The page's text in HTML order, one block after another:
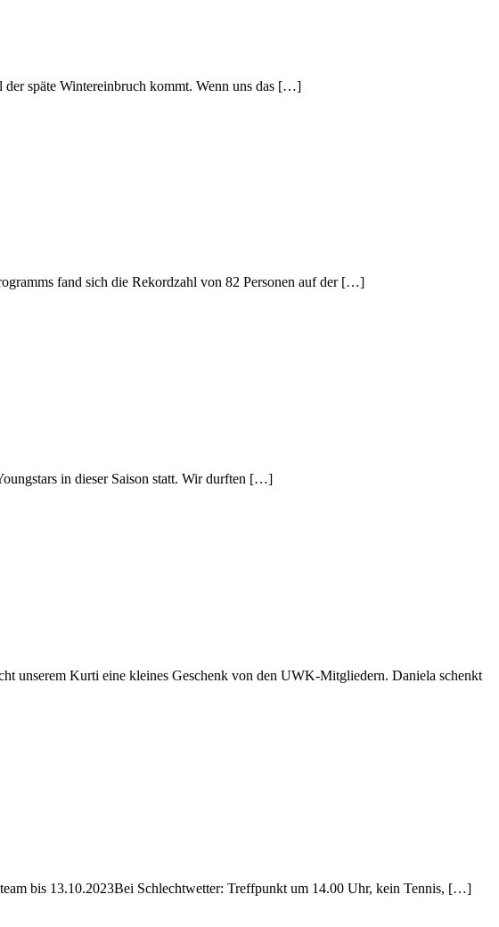
späte Wintereinbruch kommt. Wenn uns das […]
fand sich die Rekordzahl von 82 Personen auf der […]
in dieser Saison statt. Wir durften […]
unserem Kurti eine kleines Geschenk von den UWK-Mitgliedern. Daniela schenkt
bis 13.10.2023Bei Schlechtwetter: Treffpunkt um 14.00 Uhr, kein Tennis, […]